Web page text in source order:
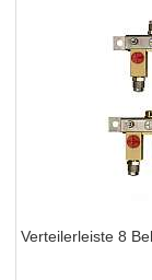
Verteilerleiste 8